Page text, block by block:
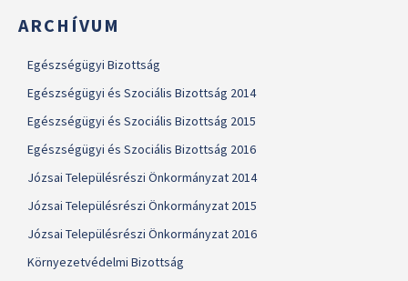
ARCHÍVUM
Egészségügyi Bizottság
Egészségügyi és Szociális Bizottság 2014
Egészségügyi és Szociális Bizottság 2015
Egészségügyi és Szociális Bizottság 2016
Józsai Településrészi Önkormányzat 2014
Józsai Településrészi Önkormányzat 2015
Józsai Településrészi Önkormányzat 2016
Környezetvédelmi Bizottság